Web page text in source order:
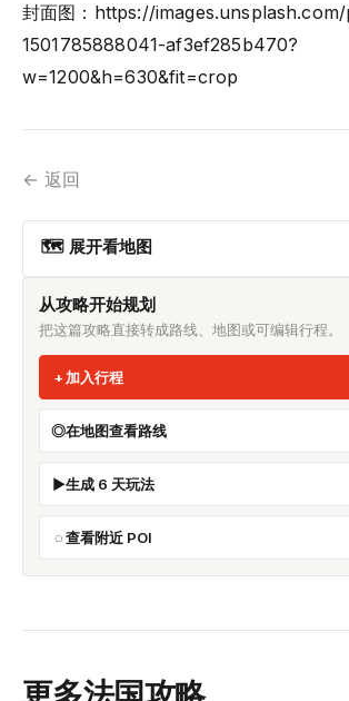
封面图：https://
1501785888041-af3ef285b470?
w=1200&h=630&fit=crop
← 返回
🗺 展开看地图
从攻略开始规划
把这篇攻略直接转成路线、地图或可编辑行程。
加入行程
在地图查看路线
生成 6 天玩法
查看附近 POI